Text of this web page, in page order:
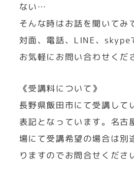
ない…
そんな時はお話を聞いてみ
対面、電話、LINE、skype
お気軽にお問い合わせくだ
《受講料について》
長野県飯田市にて受講して
表記となっています。名古
場にて受講希望の場合は別
りますのでお問合せくださ